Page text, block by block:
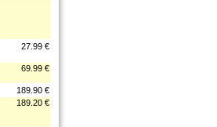
27.99 €
69.99 €
189.90 €
189.20 €